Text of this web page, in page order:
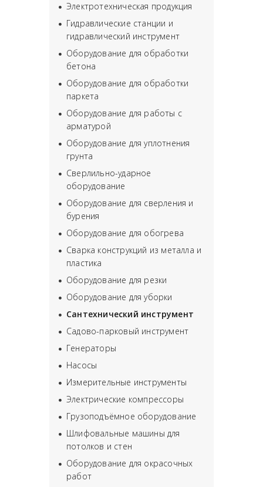
Электротехническая продукция
Гидравлические станции и
гидравлический инструмент
Оборудование для обработки
бетона
Оборудование для обработки
паркета
Оборудование для работы с
арматурой
Оборудование для уплотнения
грунта
Сверлильно-ударное
оборудование
Оборудование для сверления и
бурения
Оборудование для обогрева
Сварка конструкций из металла и
пластика
Оборудование для резки
Оборудование для уборки
Сантехнический инструмент
Садово-парковый инструмент
Генераторы
Насосы
Измерительные инструменты
Электрические компрессоры
Грузоподъёмное оборудование
Шлифовальные машины для
потолков и стен
Оборудование для окрасочных
работ